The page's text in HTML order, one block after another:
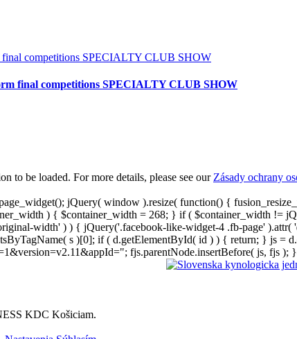
final competitions SPECIALTY CLUB SHOW
final competitions SPECIALTY CLUB SHOW
to be loaded. For more details, please see our Zásady ochrany
jQuery( window ).resize( function() {
) { $container_width = 268; } if ( $container_width !=
width' ) ) { jQuery('.facebook-like-widget-4 .fb-page'
s )[0]; if ( d.getElementById( id ) ) { return; } js =
fjs.parentNode.insertBefore( js, fjs );
KDC Košiciam.